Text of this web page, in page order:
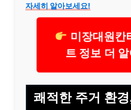
자세히 알아보세요!
미장대원칸
트 정보 더
쾌적한 주거 환